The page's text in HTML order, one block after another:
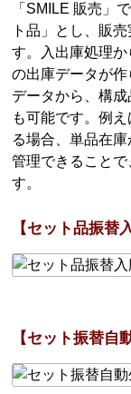
「SMILE 販売」
ト品」とし、販
す。入出庫処理
の出庫データが
データから、構
も可能です。例
る場合、単品在
管理できること
す。
【セット品振替
【セット振替自